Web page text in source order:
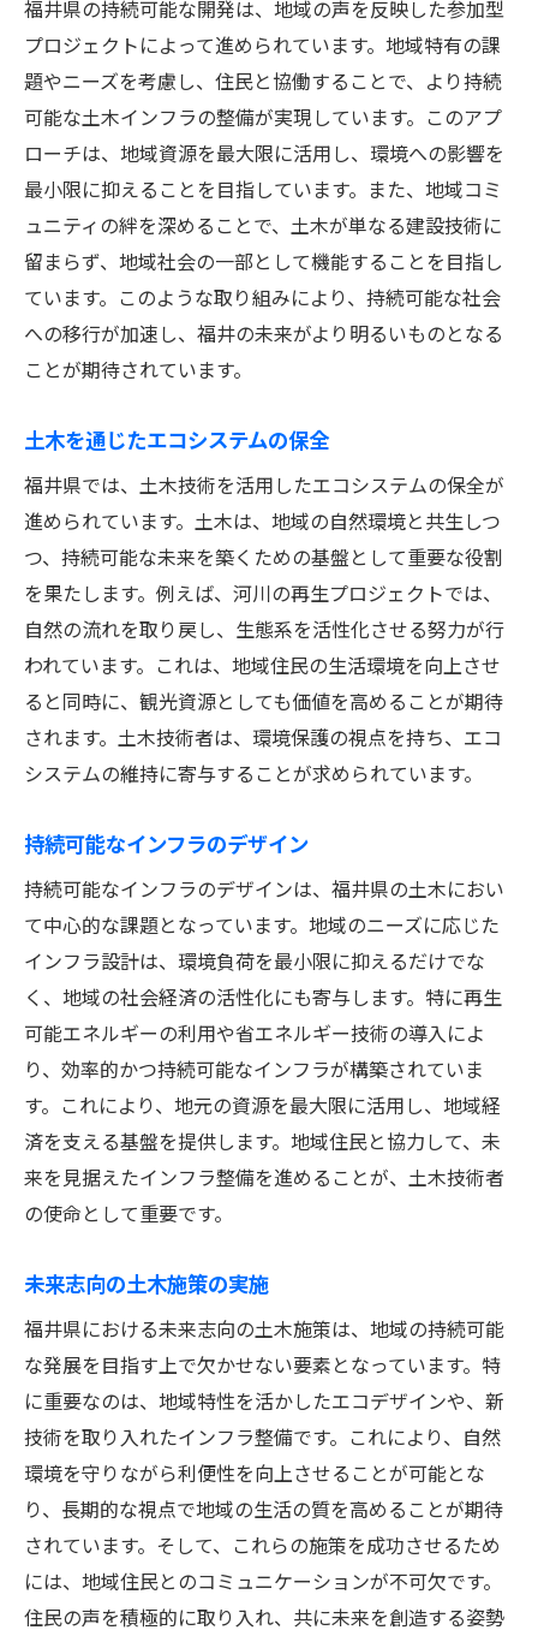
福井県の持続可能な開発は、地域の声を反映した参加型
プロジェクトによって進められています。地域特有の課
題やニーズを考慮し、住民と協働することで、より持続
可能な土木インフラの整備が実現しています。このアプ
ローチは、地域資源を最大限に活用し、環境への影響を
最小限に抑えることを目指しています。また、地域コミ
ュニティの絆を深めることで、土木が単なる建設技術に
留まらず、地域社会の一部として機能することを目指し
ています。このような取り組みにより、持続可能な社会
への移行が加速し、福井の未来がより明るいものとなる
ことが期待されています。
土木を通じたエコシステムの保全
福井県では、土木技術を活用したエコシステムの保全が
進められています。土木は、地域の自然環境と共生しつ
つ、持続可能な未来を築くための基盤として重要な役割
を果たします。例えば、河川の再生プロジェクトでは、
自然の流れを取り戻し、生態系を活性化させる努力が行
われています。これは、地域住民の生活環境を向上させ
ると同時に、観光資源としても価値を高めることが期待
されます。土木技術者は、環境保護の視点を持ち、エコ
システムの維持に寄与することが求められています。
持続可能なインフラのデザイン
持続可能なインフラのデザインは、福井県の土木におい
て中心的な課題となっています。地域のニーズに応じた
インフラ設計は、環境負荷を最小限に抑えるだけでな
く、地域の社会経済の活性化にも寄与します。特に再生
可能エネルギーの利用や省エネルギー技術の導入によ
り、効率的かつ持続可能なインフラが構築されていま
す。これにより、地元の資源を最大限に活用し、地域経
済を支える基盤を提供します。地域住民と協力して、未
来を見据えたインフラ整備を進めることが、土木技術者
の使命として重要です。
未来志向の土木施策の実施
福井県における未来志向の土木施策は、地域の持続可能
な発展を目指す上で欠かせない要素となっています。特
に重要なのは、地域特性を活かしたエコデザインや、新
技術を取り入れたインフラ整備です。これにより、自然
環境を守りながら利便性を向上させることが可能とな
り、長期的な視点で地域の生活の質を高めることが期待
されています。そして、これらの施策を成功させるため
には、地域住民とのコミュニケーションが不可欠です。
住民の声を積極的に取り入れ、共に未来を創造する姿勢